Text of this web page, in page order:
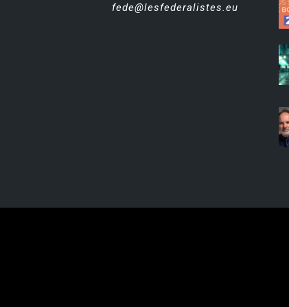
fede@lesfederalistes.eu